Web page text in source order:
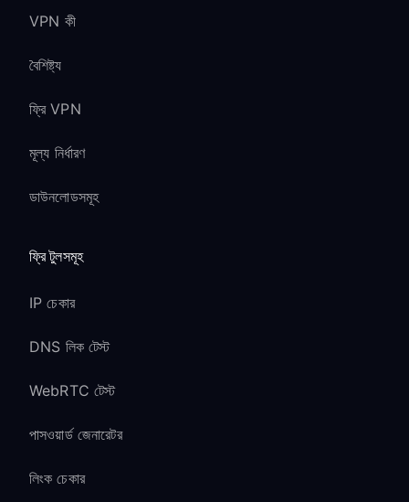
VPN কী
বৈশিষ্ট্য
ফ্রি VPN
মূল্য নির্ধারণ
ডাউনলোডসমূহ
ফ্রি টুলসমূহ
IP চেকার
DNS লিক টেস্ট
WebRTC টেস্ট
পাসওয়ার্ড জেনারেটর
লিংক চেকার